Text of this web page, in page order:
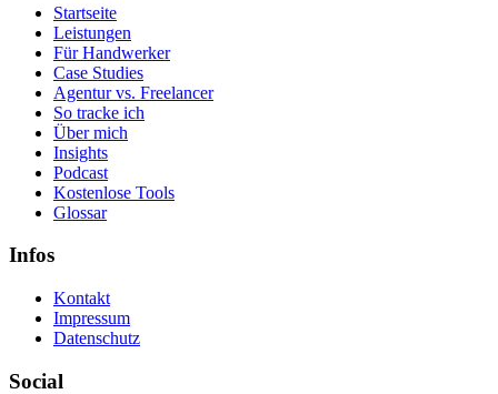
Startseite
Leistungen
Für Handwerker
Case Studies
Agentur vs. Freelancer
So tracke ich
Über mich
Insights
Podcast
Kostenlose Tools
Glossar
Infos
Kontakt
Impressum
Datenschutz
Social